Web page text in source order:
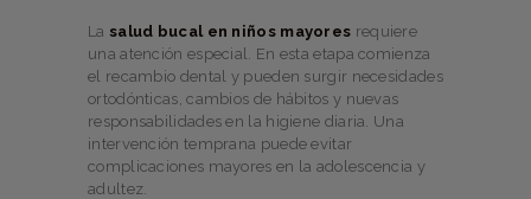
La salud bucal en niños mayores requiere
una atención especial. En esta etapa comienza
el recambio dental y pueden surgir necesidades
ortodónticas, cambios de hábitos y nuevas
responsabilidades en la higiene diaria. Una
intervención temprana puede evitar
complicaciones mayores en la adolescencia y
adultez.